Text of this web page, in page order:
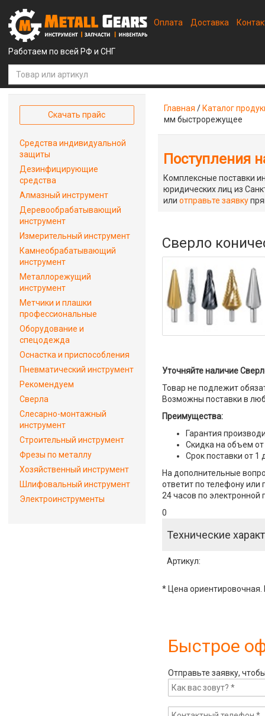
Работаем по всей РФ и СНГ
Оплата Доставка
Главная / Каталог
мм быстрорежущее
Поступления
Комплексные поставки
юридических лиц из
илиотправьте заявку
Сверло
Уточняйте наличие
Товар не подлежит
Возможны поставки в
Преимущества:
Гарантия
Скидка на объем от
Срок поставки от 1
На дополнительные
ответит по телефону или
24 часов по электронной
0
Технические
Артикул:
* Цена ориентировочная.
Быстрое
Отправьте заявку,
Скачать прайс
Средства индивидуальной
защиты
Дезинфицирующие
средства
Алмазный инструмент
Деревообрабатывающий
инструмент
Измерительный инструмент
Камнеобрабатывающий
инструмент
Металлорежущий
инструмент
Метчики и плашки
профессиональные
Оборудование и
спецодежда
Оснастка и приспособления
Пневматический инструмент
Рекомендуем
Сверла
Слесарно-монтажный
инструмент
Строительный инструмент
Фрезы по металлу
Хозяйственный инструмент
Шлифовальный инструмент
Электроинструменты